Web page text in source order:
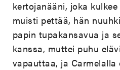
kertojanääni, joka
muisti pettää, hän
papin tupakansavua ja
kanssa, muttei puhu
vapauttaa, ja